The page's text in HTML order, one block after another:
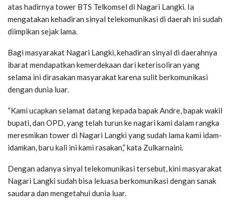
atas hadirnya tower BTS Telkomsel di Nagari Langki. Ia
mengatakan kehadiran sinyal telekomunikasi di daerah ini sudah
diimpikan sejak lama.
Bagi masyarakat Nagari Langki, kehadiran sinyal di daerahnya
ibarat mendapatkan kemerdekaan dari keterisoliran yang
selama ini dirasakan masyarakat karena sulit berkomunikasi
dengan dunia luar.
“Kami ucapkan selamat datang kepada bapak Andre, bapak wakil
bupati, dan OPD, yang telah turun ke nagari kami dalam rangka
meresmikan tower di Nagari Langki yang sudah lama kami idam-
idamkan, baru kali ini kami rasakan,” kata Zulkarnaini.
Dengan adanya sinyal telekomunikasi tersebut, kini masyarakat
Nagari Langki sudah bisa leluasa berkomunikasi dengan sanak
saudara dan mengetahui dunia luar.